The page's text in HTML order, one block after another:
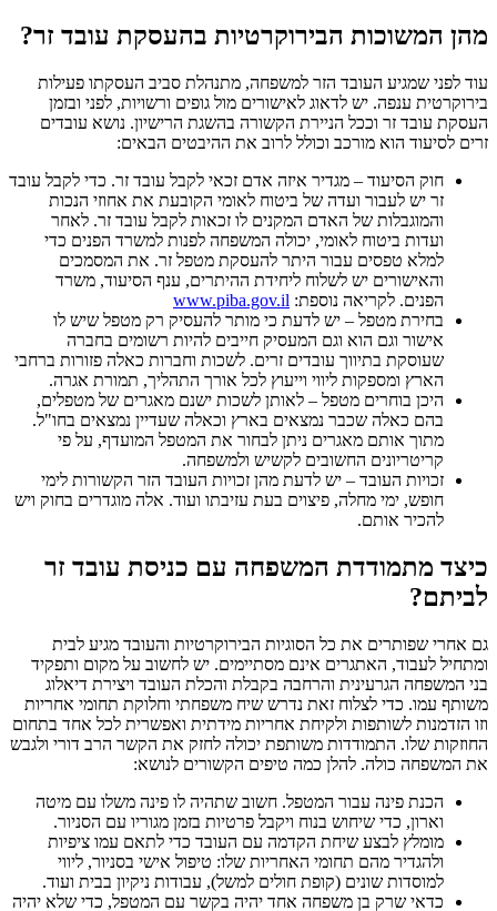
מהן המשוכות הבירוקרטיות בהעסקת עובד זר?
עוד לפני שמגיע העובד הזר למשפחה, מתנהלת סביב העסקתו פעילות
בירוקרטית ענפה. יש לדאוג לאישורים מול גופים ורשויות, לפני ובזמן
העסקת עובד זר וככל הניירת הקשורה בהשגת הרישיון. נושא עובדים
זרים לסיעוד הוא מורכב וכולל לרוב את ההיבטים הבאים:
חוק הסיעוד – מגדיר איזה אדם זכאי לקבל עובד זר. כדי לקבל עובד
זר יש לעבור ועדה של ביטוח לאומי הקובעת את אחוזי הנכות
והמוגבלות של האדם המקנים לו זכאות לקבל עובד זר. לאחר
ועדות ביטוח לאומי, יכולה המשפחה לפנות למשרד הפנים כדי
למלא טפסים עבור היתר להעסקת מטפל זר. את המסמכים
והאישורים יש לשלוח ליחידת ההיתרים, ענף הסיעוד, משרד
הפנים. לקריאה נוספת: www.piba.gov.il
בחירת מטפל – יש לדעת כי מותר להעסיק רק מטפל שיש לו
אישור וגם הוא וגם המעסיק חייבים להיות רשומים בחברה
שעוסקת בתיווך עובדים זרים. לשכות וחברות כאלה פזורות ברחבי
הארץ ומספקות ליווי וייעוץ לכל אורך התהליך, תמורת אגרה.
היכן בוחרים מטפל – לאותן לשכות ישנם מאגרים של מטפלים,
בהם כאלה שכבר נמצאים בארץ וכאלה שעדיין נמצאים בחו"ל.
מתוך אותם מאגרים ניתן לבחור את המטפל המועדף, על פי
קריטריונים החשובים לקשיש ולמשפחה.
זכויות העובד – יש לדעת מהן זכויות העובד הזר הקשורות לימי
חופש, ימי מחלה, פיצוים בעת עזיבתו ועוד. אלה מוגדרים בחוק ויש
להכיר אותם.
כיצד מתמודדת המשפחה עם כניסת עובד זר
לביתם?
גם אחרי שפותרים את כל הסוגיות הבירוקרטיות והעובד מגיע לבית
ומתחיל לעבוד, האתגרים אינם מסתיימים. יש לחשוב על מקום ותפקיד
בני המשפחה הגרעינית והרחבה בקבלת והכלת העובד ויצירת דיאלוג
משותף עמו. כדי לצלוח זאת נדרש שיח משפחתי וחלוקת תחומי אחריות
וזו הזדמנות לשותפות ולקיחת אחריות מידתית ואפשרית לכל אחד בתחום
החוזקות שלו. התמודדות משותפת יכולה לחזק את הקשר הרב דורי ולגבש
את המשפחה כולה. להלן כמה טיפים הקשורים לנושא:
הכנת פינה עבור המטפל. חשוב שתהיה לו פינה משלו עם מיטה
וארון, כדי שיחוש בנוח ויקבל פרטיות בזמן מגוריו עם הסניור.
מומלץ לבצע שיחת הקדמה עם העובד כדי לתאם עמו ציפיות
ולהגדיר מהם תחומי האחריות שלו: טיפול אישי בסניור, ליווי
למוסדות שונים (קופת חולים למשל), עבודות ניקיון בבית ועוד.
כדאי שרק בן משפחה אחד יהיה בקשר עם המטפל, כדי שלא יהיה